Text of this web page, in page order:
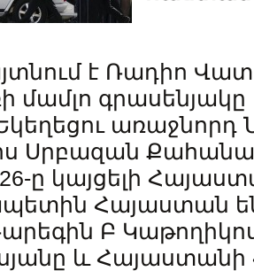
է Ռադիո
մամլո
առաջնորդ
Սրբազան
26-ը կայցելի
Հայաստան
Բ
և Հայաստանի